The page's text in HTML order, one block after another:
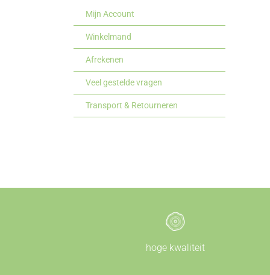
Mijn Account
Winkelmand
Afrekenen
Veel gestelde vragen
Transport & Retourneren
hoge kwaliteit